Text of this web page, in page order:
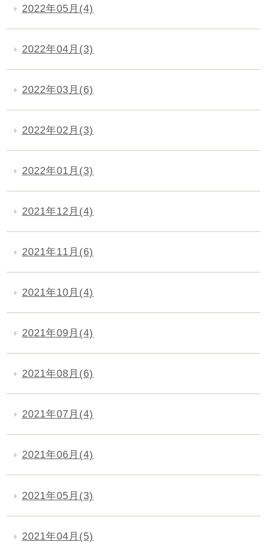
2022年05月(4)
2022年04月(3)
2022年03月(6)
2022年02月(3)
2022年01月(3)
2021年12月(4)
2021年11月(6)
2021年10月(4)
2021年09月(4)
2021年08月(6)
2021年07月(4)
2021年06月(4)
2021年05月(3)
2021年04月(5)